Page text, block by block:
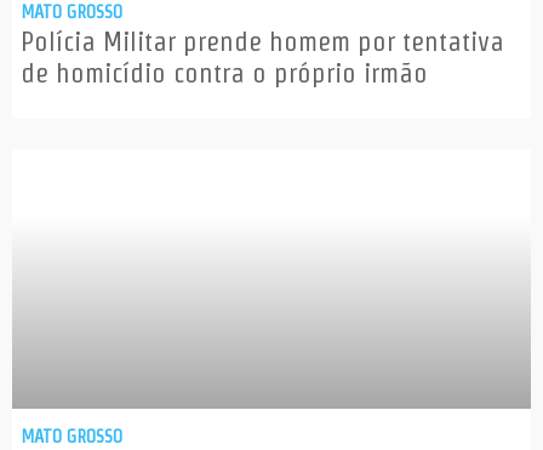
MATO GROSSO
Polícia Militar prende homem por tentativa
de homicídio contra o próprio irmão
MATO GROSSO